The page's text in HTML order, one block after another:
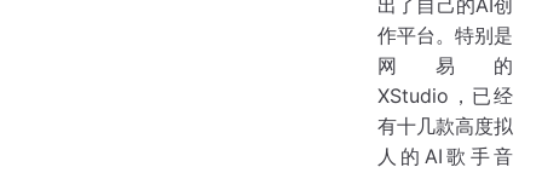
出了自己的AI创
作平台。特别是
网易的
XStudio，已经
有十几款高度拟
人的AI歌手音